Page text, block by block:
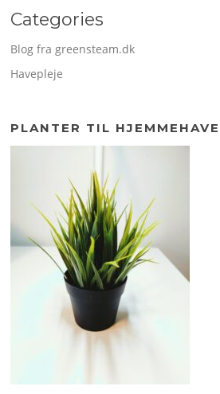
Categories
Blog fra greensteam.dk
Havepleje
PLANTER TIL HJEMMEHAVE